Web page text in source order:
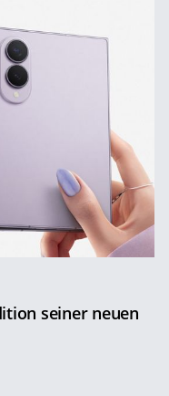
seiner neuen